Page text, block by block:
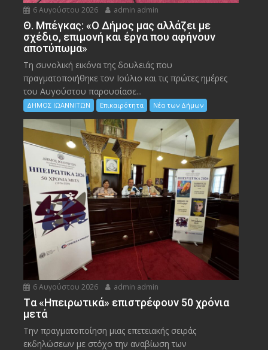
6 Αυγούστου 2026 admin admin
Θ. Μπέγκας: «Ο Δήμος μας αλλάζει με
σχέδιο, επιμονή και έργα που αφήνουν
αποτύπωμα»
Τη συνολική εικόνα της δουλειάς που
πραγματοποιήθηκε τον Ιούλιο και τις πρώτες ημέρες
του Αυγούστου παρουσίασε...
ΔΗΜΟΣ ΙΩΑΝΝΙΤΩΝ Επικαιρότητα Νέα των Δήμων
6 Αυγούστου 2026 admin admin
Tα «Ηπειρωτικά» επιστρέφουν 50 χρόνια
μετά
Την πραγματοποίηση μιας επετειακής σειράς
εκδηλώσεων με στόχο την αναβίωση των